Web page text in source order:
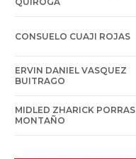
CONSUELO CUAJI ROJAS
ERVIN DANIEL VASQUEZ
BUITRAGO
MIDLED ZHARICK PORRAS
MONTAÑO